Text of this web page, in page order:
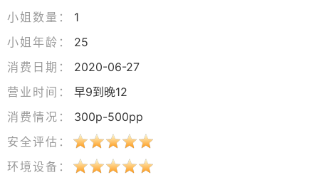
小姐数量：
1
小姐年龄：
25
消费日期：
2020-06-27
营业时间：
早9到晚12
消费情况：
300p-500pp
安全评估：
环境设备：